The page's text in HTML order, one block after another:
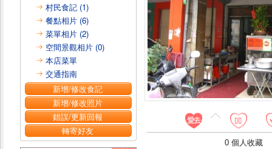
村民食記 (1)
餐點相片 (6)
菜單相片 (2)
空間景觀相片 (0)
本店菜單
交通指南
新增/修改食記
新增/修改照片
錯誤/更新回報
轉寄好友
0 個人收藏